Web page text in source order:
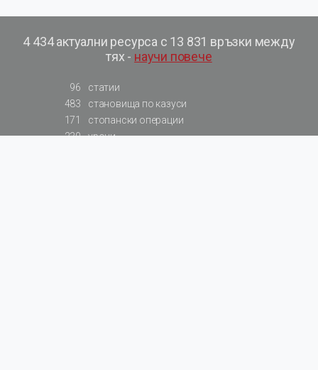
4 434 актуални ресурса с 13 831 връзки между
тях - научи повече
96
статии
483
становища по казуси
171
стопански операции
230
уроци